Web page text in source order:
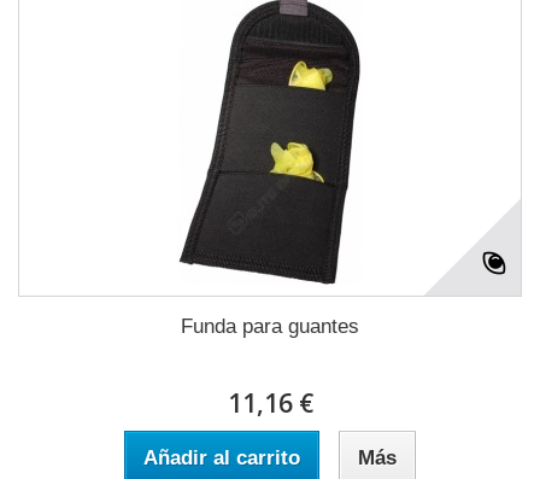
Funda para guantes
11,16 €
Añadir al carrito Más